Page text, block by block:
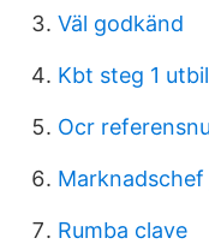
Väl godkänd
Kbt steg 1
Ocr
Marknadschef
Rumba clave